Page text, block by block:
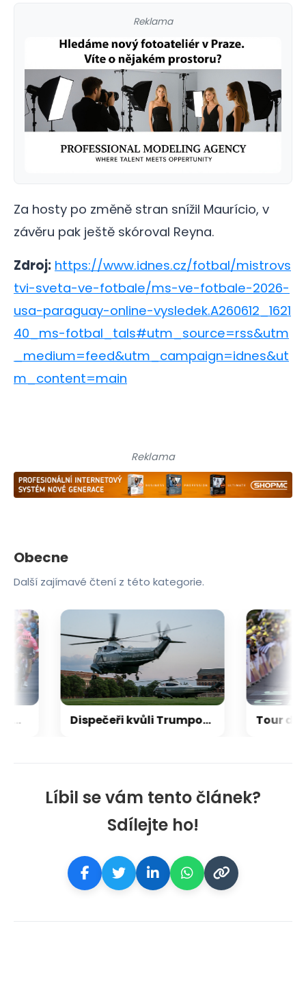
Reklama
Za hosty po změně stran snížil Maurício, v
závěru pak ještě skóroval Reyna.
Zdroj: https://www.idnes.cz/fotbal/mistrovs
tvi-sveta-ve-fotbale/ms-ve-fotbale-2026-
usa-paraguay-online-vysledek.A260612_1621
40_ms-fotbal_tals#utm_source=rss&utm
_medium=feed&utm_campaign=idnes&ut
m_content=main
Líbil se vám tento článek?
Sdílejte ho!
Reklama
Obecne
Další zajímavé čtení z této kategorie.
Dispečeři kvůli Trumpovi nepřerušili lety. Jeho vrtulník se na chvíli přiblížil k letadlu